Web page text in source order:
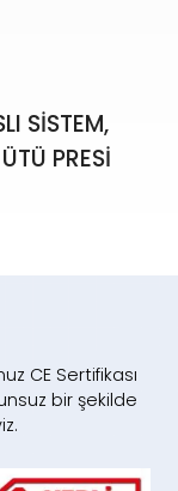
SİSTEM,
PRESİ
CE Sertifikası
bir şekilde